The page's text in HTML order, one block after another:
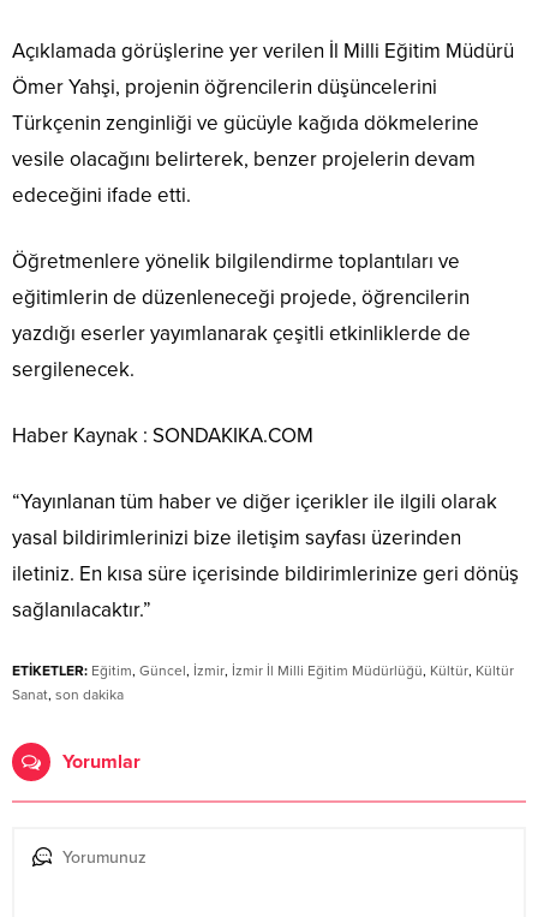
Açıklamada görüşlerine yer verilen İl Milli Eğitim Müdürü
Ömer Yahşi, projenin öğrencilerin düşüncelerini
Türkçenin zenginliği ve gücüyle kağıda dökmelerine
vesile olacağını belirterek, benzer projelerin devam
edeceğini ifade etti.
Öğretmenlere yönelik bilgilendirme toplantıları ve
eğitimlerin de düzenleneceği projede, öğrencilerin
yazdığı eserler yayımlanarak çeşitli etkinliklerde de
sergilenecek.
Haber Kaynak : SONDAKIKA.COM
“Yayınlanan tüm haber ve diğer içerikler ile ilgili olarak
yasal bildirimlerinizi bize iletişim sayfası üzerinden
iletiniz. En kısa süre içerisinde bildirimlerinize geri dönüş
sağlanılacaktır.”
ETİKETLER: Eğitim, Güncel, İzmir, İzmir İl Milli Eğitim Müdürlüğü, Kültür, Kültür
Sanat, son dakika
Yorumlar